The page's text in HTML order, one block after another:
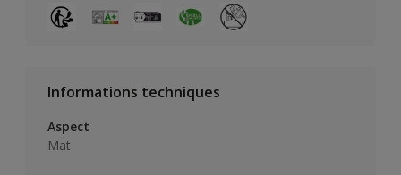
Informations techniques
Aspect
Mat